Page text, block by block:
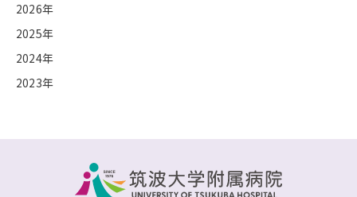
2026年
2025年
2024年
2023年